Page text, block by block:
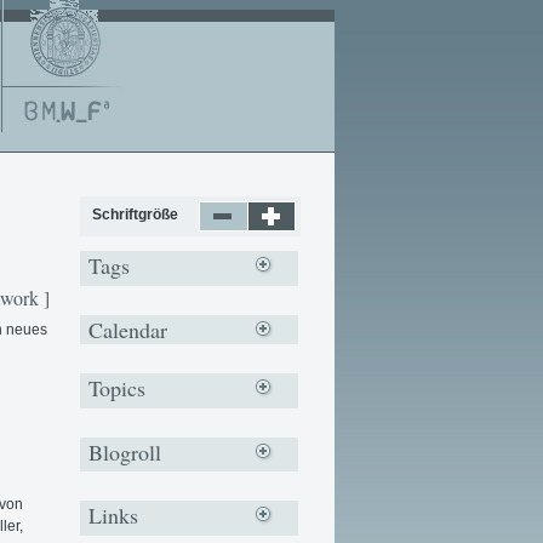
]
neues
Schriftgröße
Tags
Calendar
Topics
Blogroll
Links